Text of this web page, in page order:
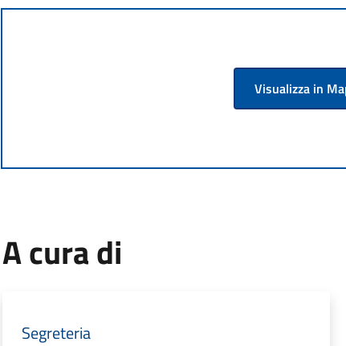
Visualizza in
A cura di
Segreteria